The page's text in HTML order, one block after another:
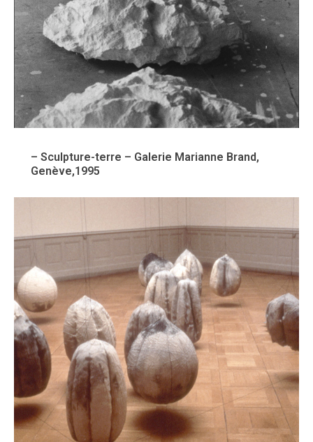
– Sculpture-terre – Galerie Marianne Brand,
Genève,1995